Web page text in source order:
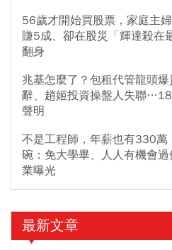
56歲才開始買股票，家庭主
賺5成、卻在股災「輝達殺在
翻身
兆基怎麼了？包租代管龍頭
辭、趙姬投資操盤人失聯
聲明
不是工程師，年薪也有330萬
碗：免大學畢、人人有機會
業曝光
最新文章